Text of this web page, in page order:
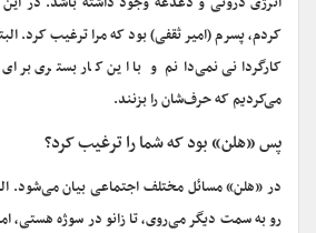
کردم، پسرم (امیر ثقفی) بود که مرا ترغیب کرد.
کارگردانی نمی‌دانم و با این کار بستری
می‌کردیم که حرف‌شان را بزنند.
پس «هلن» بود که شما را ترغیب کرد؟
در «هلن» مسائل مختلف اجتماعی بیان می‌شود.
رو به سمت دیگر می‌روی، تا زانو در سوژه هستی،